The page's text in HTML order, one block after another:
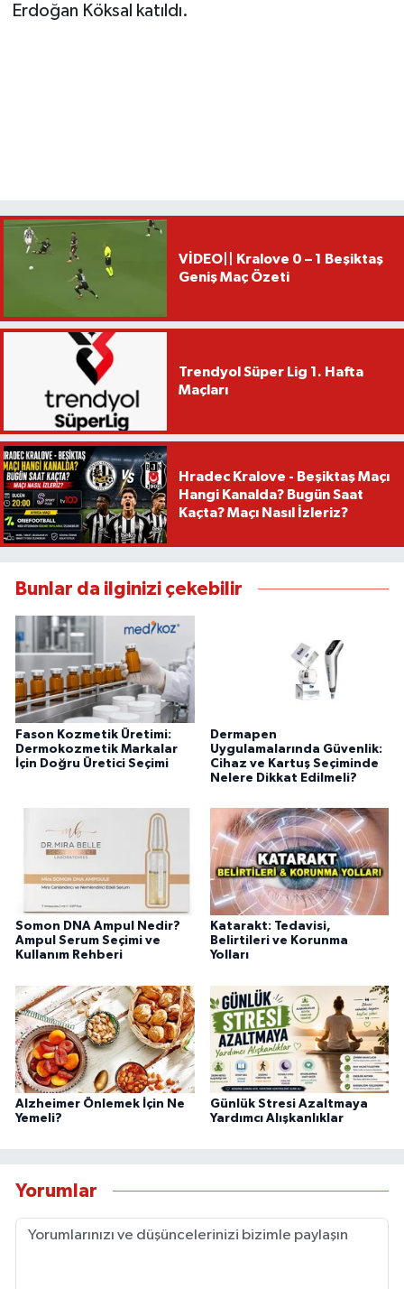
Erdoğan Köksal katıldı.
VİDEO|| Kralove 0 – 1 Beşiktaş
Geniş Maç Özeti
Trendyol Süper Lig 1. Hafta
Maçları
Hradec Kralove - Beşiktaş Maçı
Hangi Kanalda? Bugün Saat
Kaçta? Maçı Nasıl İzleriz?
Bunlar da ilginizi çekebilir
Fason Kozmetik Üretimi:
Dermokozmetik Markalar
İçin Doğru Üretici Seçimi
Dermapen
Uygulamalarında Güvenlik:
Cihaz ve Kartuş Seçiminde
Nelere Dikkat Edilmeli?
Somon DNA Ampul Nedir?
Ampul Serum Seçimi ve
Kullanım Rehberi
Katarakt: Tedavisi,
Belirtileri ve Korunma
Yolları
Alzheimer Önlemek İçin Ne
Yemeli?
Günlük Stresi Azaltmaya
Yardımcı Alışkanlıklar
Yorumlar